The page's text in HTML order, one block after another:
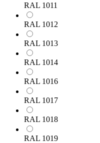
RAL 1011
RAL 1012
RAL 1013
RAL 1014
RAL 1016
RAL 1017
RAL 1018
RAL 1019